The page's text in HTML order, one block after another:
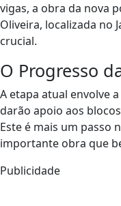
vigas, a obra da nova
Oliveira, localizada no
crucial.
O Progresso
A etapa atual envolve
darão apoio aos
Este é mais um passo
importante obra que
Publicidade